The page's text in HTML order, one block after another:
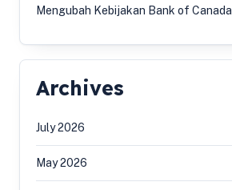
Mengubah Kebijakan Bank of Canada
Archives
July 2026
May 2026